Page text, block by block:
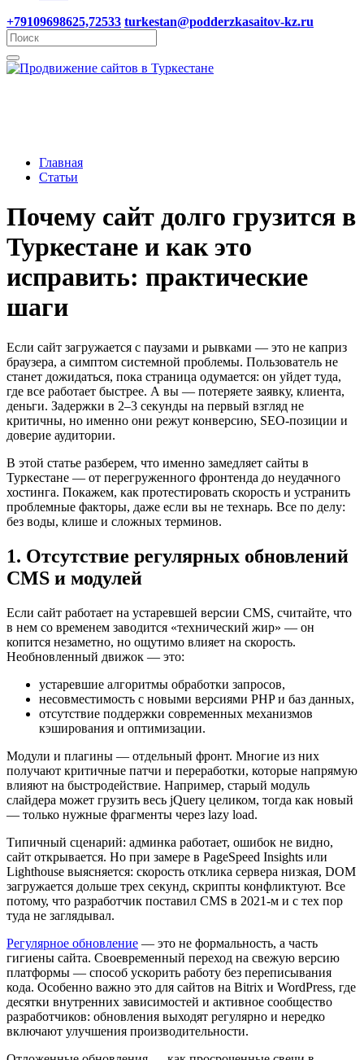
+79109698625,72533 turkestan@podderzkasaitov-kz.ru
Главная
Статьи
Почему сайт долго грузится в
Туркестане и как это
исправить: практические
шаги
Если сайт загружается с паузами и рывками — это не каприз
браузера, а симптом системной проблемы. Пользователь не
станет дожидаться, пока страница одумается: он уйдет туда,
где все работает быстрее. А вы — потеряете заявку, клиента,
деньги. Задержки в 2–3 секунды на первый взгляд не
критичны, но именно они режут конверсию, SEO-позиции и
доверие аудитории.
В этой статье разберем, что именно замедляет сайты в
Туркестане — от перегруженного фронтенда до неудачного
хостинга. Покажем, как протестировать скорость и устранить
проблемные факторы, даже если вы не технарь. Все по делу:
без воды, клише и сложных терминов.
1. Отсутствие регулярных обновлений
CMS и модулей
Если сайт работает на устаревшей версии CMS, считайте, что
в нем со временем заводится «технический жир» — он
копится незаметно, но ощутимо влияет на скорость.
Необновленный движок — это:
устаревшие алгоритмы обработки запросов,
несовместимость с новыми версиями PHP и баз данных,
отсутствие поддержки современных механизмов
кэширования и оптимизации.
Модули и плагины — отдельный фронт. Многие из них
получают критичные патчи и переработки, которые напрямую
влияют на быстродействие. Например, старый модуль
слайдера может грузить весь jQuery целиком, тогда как новый
— только нужные фрагменты через lazy load.
Типичный сценарий: админка работает, ошибок не видно,
сайт открывается. Но при замере в PageSpeed Insights или
Lighthouse выясняется: скорость отклика сервера низкая, DOM
загружается дольше трех секунд, скрипты конфликтуют. Все
потому, что разработчик поставил CMS в 2021-м и с тех пор
туда не заглядывал.
Регулярное обновление — это не формальность, а часть
гигиены сайта. Своевременный переход на свежую версию
платформы — способ ускорить работу без переписывания
кода. Особенно важно это для сайтов на Bitrix и WordPress, где
десятки внутренних зависимостей и активное сообщество
разработчиков: обновления выходят регулярно и нередко
включают улучшения производительности.